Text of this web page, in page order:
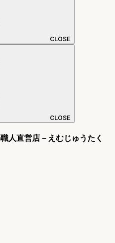
CLOSE
CLOSE
人直営店－えむじゅうたく